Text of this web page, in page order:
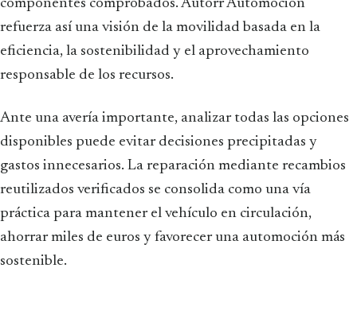
componentes comprobados. Autorr Automoción
refuerza así una visión de la movilidad basada en la
eficiencia, la sostenibilidad y el aprovechamiento
responsable de los recursos.
Ante una avería importante, analizar todas las opciones
disponibles puede evitar decisiones precipitadas y
gastos innecesarios. La reparación mediante recambios
reutilizados verificados se consolida como una vía
práctica para mantener el vehículo en circulación,
ahorrar miles de euros y favorecer una automoción más
sostenible.